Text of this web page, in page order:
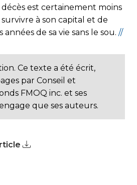
décès est certainement moins
à son capital et de
années de sa vie sans le sou. //
Ce texte a été écrit,
par Conseil et
FMOQ inc. et ses
que ses auteurs.